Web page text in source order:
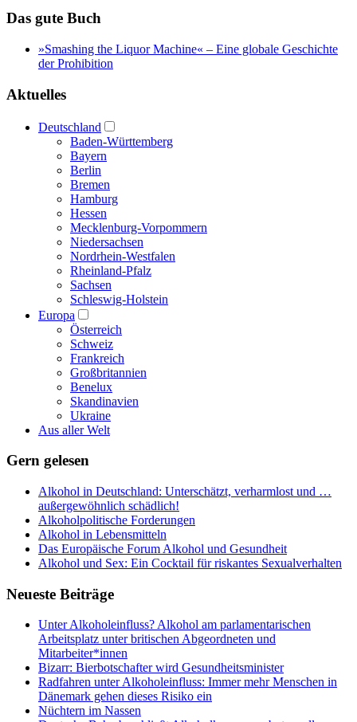
Das gute Buch
»Smashing the Liquor Machine« ‒ Eine globale Geschichte
der Prohibition
Aktuelles
Deutschland
Baden-Württemberg
Bayern
Berlin
Bremen
Hamburg
Hessen
Mecklenburg-Vorpommern
Niedersachsen
Nordrhein-Westfalen
Rheinland-Pfalz
Sachsen
Schleswig-Holstein
Europa
Österreich
Schweiz
Frankreich
Großbritannien
Benelux
Skandinavien
Ukraine
Aus aller Welt
Gern gelesen
Alkohol in Deutschland: Unterschätzt, verharmlost und …
außergewöhnlich schädlich!
Alkoholpolitische Forderungen
Alkohol in Lebensmitteln
Das Europäische Forum Alkohol und Gesundheit
Alkohol und Sex: Ein Cocktail für riskantes Sexualverhalten
Neueste Beiträge
Unter Alkoholeinfluss? Alkohol am parlamentarischen
Arbeitsplatz unter britischen Abgeordneten und
Mitarbeiter*innen
Bizarr: Bierbotschafter wird Gesundheitsminister
Radfahren unter Alkoholeinfluss: Immer mehr Menschen in
Dänemark gehen dieses Risiko ein
Nüchtern im Nassen